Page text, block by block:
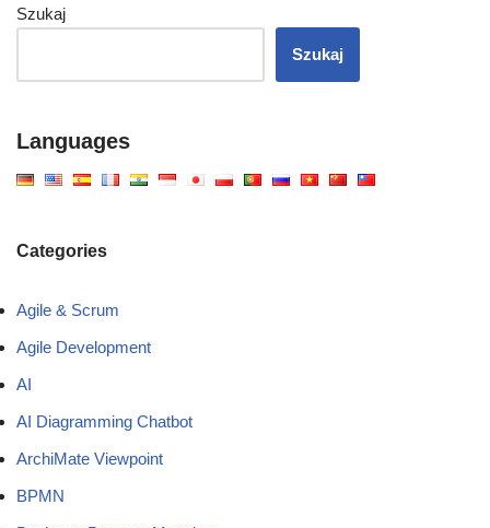
Szukaj
Szukaj
Languages
Categories
Agile & Scrum
Agile Development
AI
AI Diagramming Chatbot
ArchiMate Viewpoint
BPMN